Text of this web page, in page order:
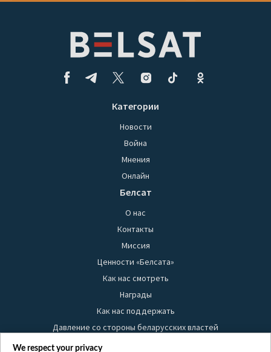
Категории
Новости
Война
Мнения
Онлайн
Белсат
О нас
Контакты
Миссия
Ценности «Белсата»
Как нас смотреть
Награды
Как нас поддержать
Давление со стороны беларусских властей
Правила использования материалов
We respect your privacy